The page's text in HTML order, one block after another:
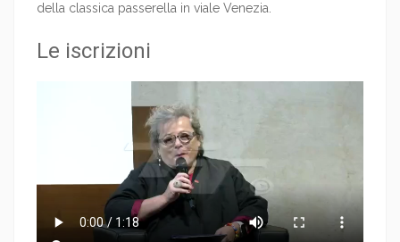
della classica passerella in viale Venezia.
Le iscrizioni